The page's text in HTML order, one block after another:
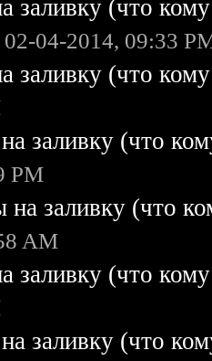
заливку (что
02-04-2014, 09:33
заливку (что
заливку (что
PM
на заливку (что
AM
заливку (что
заливку (что